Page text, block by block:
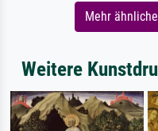
Mehr
Weitere